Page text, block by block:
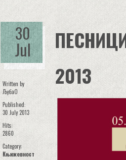
30
Jul
Written by
ЉубаО
Published:
30 July 2013
Hits:
2860
Category:
Књижевност
2013